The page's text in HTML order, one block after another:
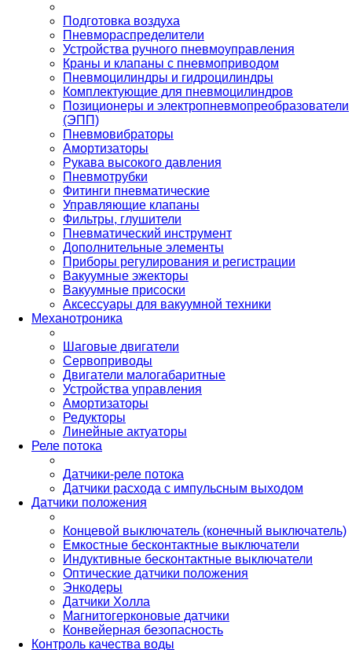
Подготовка воздуха
Пневмораспределители
Устройства ручного пневмоуправления
Краны и клапаны с пневмоприводом
Пневмоцилиндры и гидроцилиндры
Комплектующие для пневмоцилиндров
Позиционеры и электропневмопреобразователи
(ЭПП)
Пневмовибраторы
Амортизаторы
Рукава высокого давления
Пневмотрубки
Фитинги пневматические
Управляющие клапаны
Фильтры, глушители
Пневматический инструмент
Дополнительные элементы
Приборы регулирования и регистрации
Вакуумные эжекторы
Вакуумные присоски
Аксессуары для вакуумной техники
Механотроника
Шаговые двигатели
Сервоприводы
Двигатели малогабаритные
Устройства управления
Амортизаторы
Редукторы
Линейные актуаторы
Реле потока
Датчики-реле потока
Датчики расхода с импульсным выходом
Датчики положения
Концевой выключатель (конечный выключатель)
Емкостные бесконтактные выключатели
Индуктивные бесконтактные выключатели
Оптические датчики положения
Энкодеры
Датчики Холла
Магнитогерконовые датчики
Конвейерная безопасность
Контроль качества воды